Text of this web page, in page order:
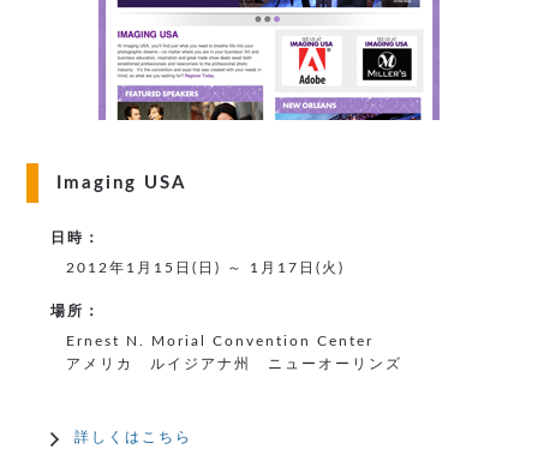
Imaging USA
日時：
2012年1月15日(日) ～ 1月17日(火)
場所：
Ernest N. Morial Convention Center
アメリカ ルイジアナ州 ニューオーリンズ
詳しくはこちら